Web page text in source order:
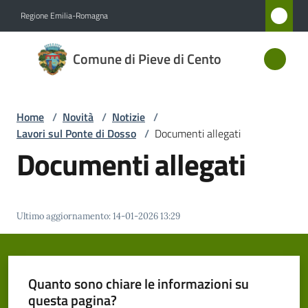
Regione Emilia-Romagna
Comune di Pieve di Cento
Comune
di Pieve
Servizi
Vivere
Pieve
Home / Novità / Notizie /
Lavori sul Ponte di Dosso / Documenti allegati
Documenti allegati
Ultimo aggiornamento:14-01-2026 13:29
Quanto sono chiare le informazioni su
questa pagina?